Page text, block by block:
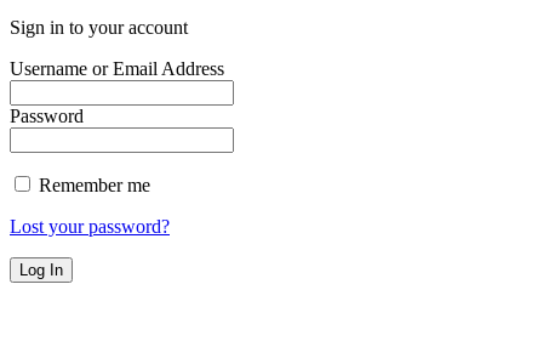
Sign in to your account
Username or Email Address
Password
Remember me
Lost your password?